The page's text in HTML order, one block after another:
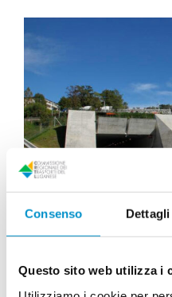
Consenso Dettagli
Questo sito web utilizza i